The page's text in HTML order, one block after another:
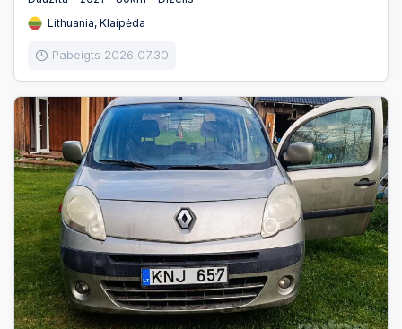
Lithuania, Klaipėda
Pabeigts 2026.07.30